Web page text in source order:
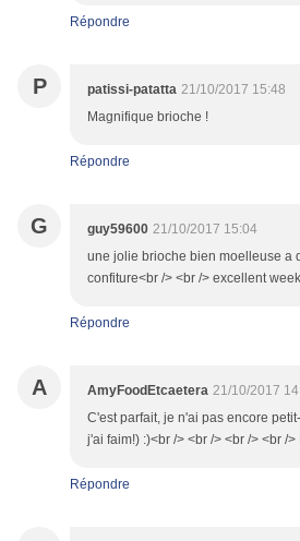
Répondre
P patissi-patatta 21/10/2017 15:48
Magnifique brioche !
Répondre
G guy59600 21/10/2017 15:04
une jolie brioche bien moelleuse a
confiture<br /> <br /> excellent
Répondre
A AmyFoodEtcaetera 21/10/2017
C'est parfait, je n'ai pas encore
j'ai faim!) :)<br /> <br /> <br /> <br /
Répondre